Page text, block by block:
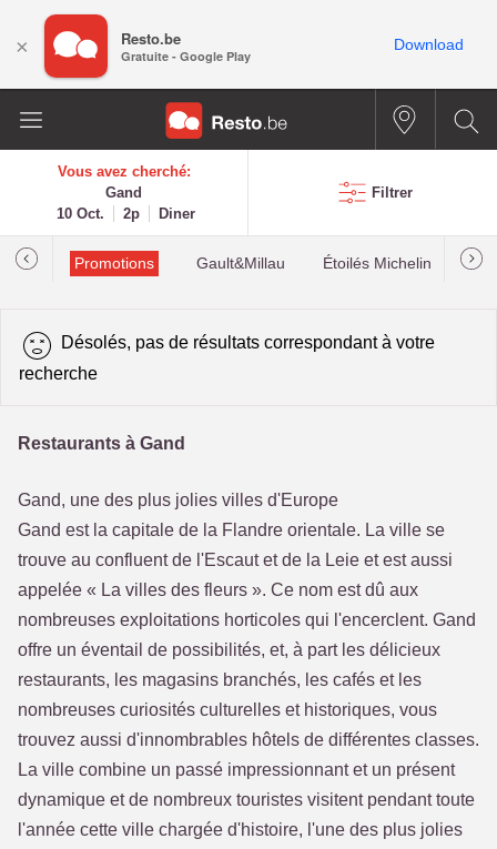
Vous avez cherché:
Gand
10 Oct.
2p Diner
Filtrer
Promotions Gault&Millau Étoilés Michelin
Désolés, pas de résultats correspondant à votre
recherche
Restaurants à Gand
Gand, une des plus jolies villes d'Europe
Gand est la capitale de la Flandre orientale. La ville se
trouve au confluent de l'Escaut et de la Leie et est aussi
appelée « La villes des fleurs ». Ce nom est dû aux
nombreuses exploitations horticoles qui l'encerclent. Gand
offre un éventail de possibilités, et, à part les délicieux
restaurants, les magasins branchés, les cafés et les
nombreuses curiosités culturelles et historiques, vous
trouvez aussi d'innombrables hôtels de différentes classes.
La ville combine un passé impressionnant et un présent
dynamique et de nombreux touristes visitent pendant toute
l'année cette ville chargée d'histoire, l'une des plus jolies
× Resto.be
Gratuite - Google Play
Download